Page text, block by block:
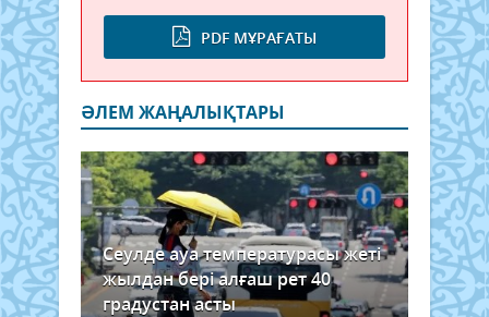
PDF МҰРАҒАТЫ
ӘЛЕМ ЖАҢАЛЫҚТАРЫ
Сеулде ауа температурасы жеті
жылдан бері алғаш рет 40
градустан асты